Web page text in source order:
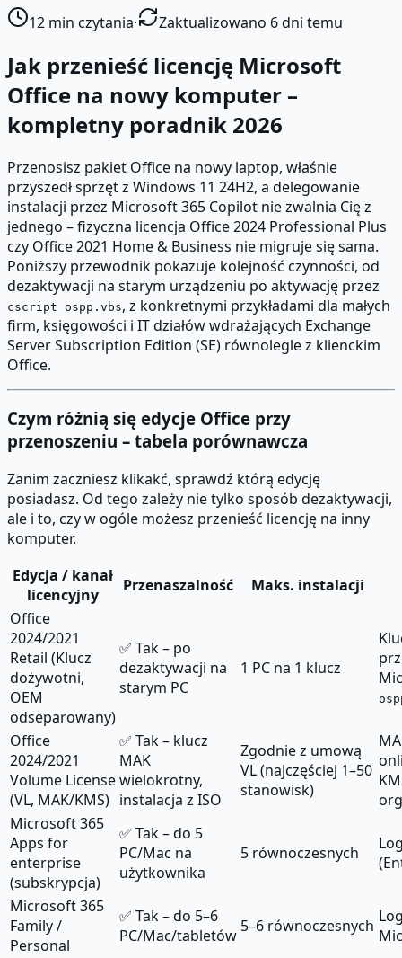
12 min czytania· Zaktualizowano 6 dni temu
Jak przenieść licencję Microsoft
Office na nowy komputer –
kompletny poradnik 2026
Przenosisz pakiet Office na nowy laptop, właśnie
przyszedł sprzęt z Windows 11 24H2, a delegowanie
instalacji przez Microsoft 365 Copilot nie zwalnia Cię z
jednego – fizyczna licencja Office 2024 Professional Plus
czy Office 2021 Home & Business nie migruje się sama.
Poniższy przewodnik pokazuje kolejność czynności, od
dezaktywacji na starym urządzeniu po aktywację przez
cscript ospp.vbs, z konkretnymi przykładami dla małych
firm, księgowości i IT działów wdrażających Exchange
Server Subscription Edition (SE) równolegle z klienckim
Office.
Czym różnią się edycje Office przy
przenoszeniu – tabela porównawcza
Zanim zaczniesz klikakć, sprawdź którą edycję
posiadasz. Od tego zależy nie tylko sposób dezaktywacji,
ale i to, czy w ogóle możesz przenieść licencję na inny
komputer.
Edycja / kanał
licencyjny
Przenaszalność
Maks. instalacji
Office
2024/2021
Retail (Klucz
dożywotni,
OEM
odseparowany)
✅ Tak – po
dezaktywacji na
starym PC
1 PC na 1 klucz
Office
2024/2021
Volume License
(VL, MAK/KMS)
✅ Tak – klucz
MAK
wielokrotny,
instalacja z ISO
Zgodnie z umową
VL (najczęściej 1–50
stanowisk)
Microsoft 365
Apps for
enterprise
(subskrypcja)
✅ Tak – do 5
PC/Mac na
użytkownika
5 równoczesnych
Microsoft 365
Family /
Personal
✅ Tak – do 5–6
PC/Mac/tabletów 5–6 równoczesnych